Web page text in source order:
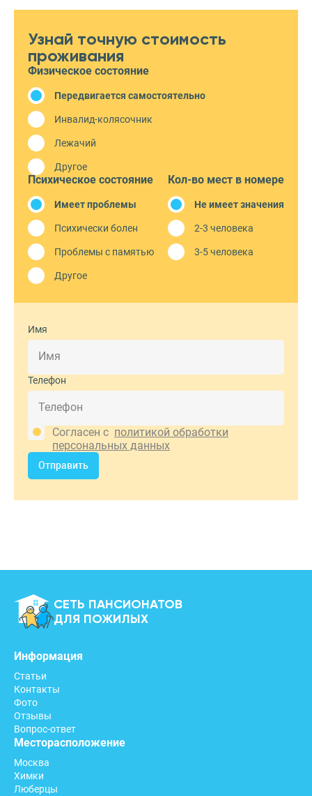
Узнай точную стоимость
проживания
Физическое состояние
Передвигается самостоятельно
Инвалид-колясочник
Лежачий
Другое
Психическое состояние
Имеет проблемы
Психически болен
Проблемы с памятью
Другое
Кол-во мест в номере
Не имеет значения
2-3 человека
3-5 человека
Имя
Телефон
Согласен с политикой обработки
персональных данных
Отправить
СЕТЬ ПАНСИОНАТОВ
ДЛЯ ПОЖИЛЫХ
Информация
Статьи
Контакты
Фото
Отзывы
Вопрос-ответ
Месторасположение
Москва
Химки
Люберцы